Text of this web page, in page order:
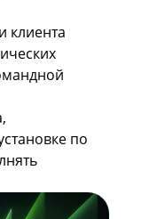
клиента
по